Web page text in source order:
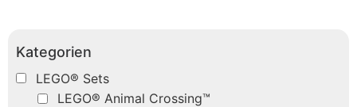
Kategorien
LEGO® Sets
LEGO® Animal Crossing™